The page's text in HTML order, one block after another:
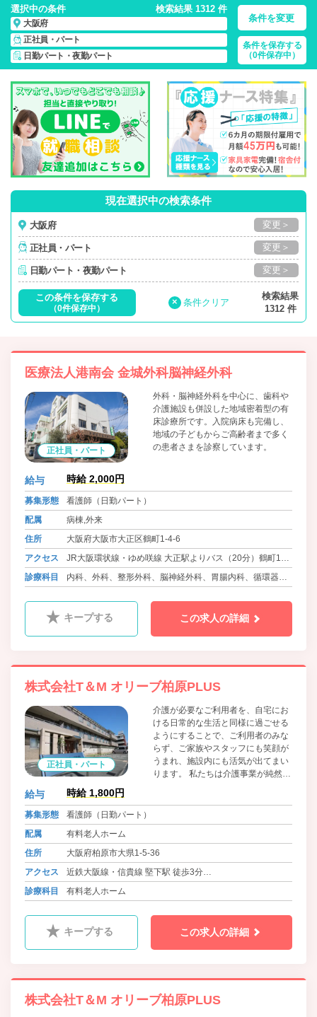
選択中の条件 検索結果 1312 件
大阪府
正社員・パート
日勤パート・夜勤パート
条件を変更
条件を保存する
（0件保存中）
大阪府/日勤パート・夜勤パート/正社員・パート
の 看護師求
人・派遣・転職・募集一覧
現在選択中の検索条件
大阪府 変更＞
正社員・パート 変更＞
日勤パート・夜勤パート 変更＞
この条件を保存する
（0件保存中）
× 条件クリア
検索結果
1312 件
医療法人港南会 金城外科脳神経外科
正社員・パート
外科・脳神経外科を中心に、歯科や
介護施設も併設した地域密着型の有
床診療所です。入院病床も完備し、
地域の子どもからご高齢者まで多く
の患者さまを診察しています。
給与 時給 2,000円
募集形態
看護師（日勤パート）
配属
病棟,外来
住所
大阪府大阪市大正区鶴町1-4-6
アクセス
JR大阪環状線・ゆめ咲線 大正駅よりバス（20分）鶴町1丁
目下車 徒歩3分
診療科目
内科、外科、整形外科、脳神経外科、胃腸内科、循環器内
キープする この求人の詳細
株式会社T＆M オリーブ柏原PLUS
正社員・パート
介護が必要なご利用者を、自宅にお
ける日常的な生活と同様に過ごせる
ようにすることで、ご利用者のみな
らず、ご家族やスタッフにも笑顔が
うまれ、施設内にも活気が出てまい
ります。 私たちは介護事業が純然た
一義に考えます。
給与 時給 1,800円
募集形態
看護師（日勤パート）
配属
有料老人ホーム
住所
大阪府柏原市大県1-5-36
アクセス
近鉄大阪線・信貴線 堅下駅 徒歩3分
JR関西本線・大和路線 柏原駅 徒歩5分
診療科目 有料老人ホーム
キープする この求人の詳細
株式会社T＆M オリーブ柏原PLUS